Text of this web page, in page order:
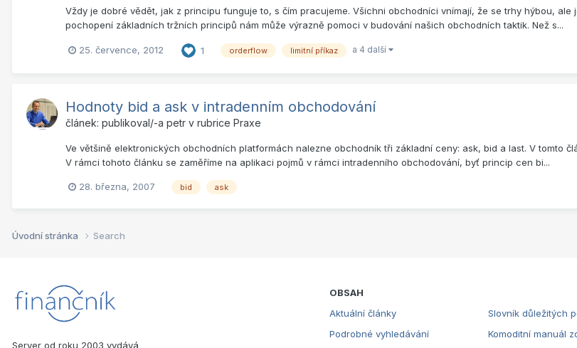
Vždy je dobré vědět, jak z principu funguje to, s čím pracujeme. Všichni obchodníci vnímají, že se trhy hýbou,
pochopení základních tržních principů nám může výrazně pomoci v budování našich obchodních taktik. Než s...
25. července, 2012 1 orderflow limitní příkaz a 4 další
Hodnoty bid a ask v intradenním obchodování
článek: publikoval/-a petr v rubrice Praxe
Ve většině elektronických obchodních platformách nalezne obchodník tři základní ceny: ask, bid a last. V tomto
V rámci tohoto článku se zaměříme na aplikaci pojmů v rámci intradenního obchodování, byť princip cen bi...
28. března, 2007 bid ask
Úvodní stránka Search
Server od roku 2003 vydává
OBSAH
Aktuální články
Podrobné vyhledávání
Slovník důležitých
Komoditní manuál